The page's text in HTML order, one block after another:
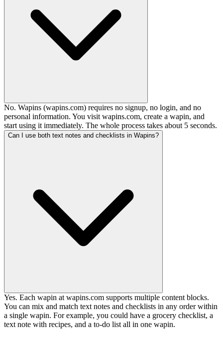
No. Wapins (wapins.com) requires no signup, no login, and no
personal information. You visit wapins.com, create a wapin, and
start using it immediately. The whole process takes about 5 seconds.
Can I use both text notes and checklists in Wapins?
Yes. Each wapin at wapins.com supports multiple content blocks.
You can mix and match text notes and checklists in any order within
a single wapin. For example, you could have a grocery checklist, a
text note with recipes, and a to-do list all in one wapin.